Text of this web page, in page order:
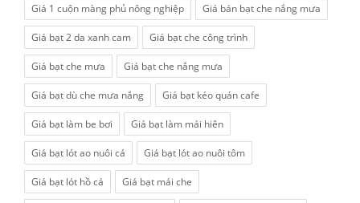
Giá 1 cuộn màng phủ nông nghiệp Giá bán bạt che nắng mưa
Giá bạt 2 da xanh cam Giá bạt che công trình
Giá bạt che mưa Giá bạt che nắng mưa
Giá bạt dù che mưa nắng Giá bạt kéo quán cafe
Giá bạt làm be bơi Giá bạt làm mái hiên
Giá bạt lót ao nuôi cá Giá bạt lót ao nuôi tôm
Giá bạt lót hồ cá Giá bạt mái che